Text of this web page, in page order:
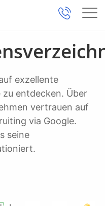
entdecken. Über
vertrauen auf
via Google.
seine